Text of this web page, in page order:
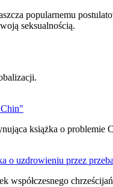
popularnemu
seksualnością.
książka o problemie
o uzdrowieniu przez
współczesnego